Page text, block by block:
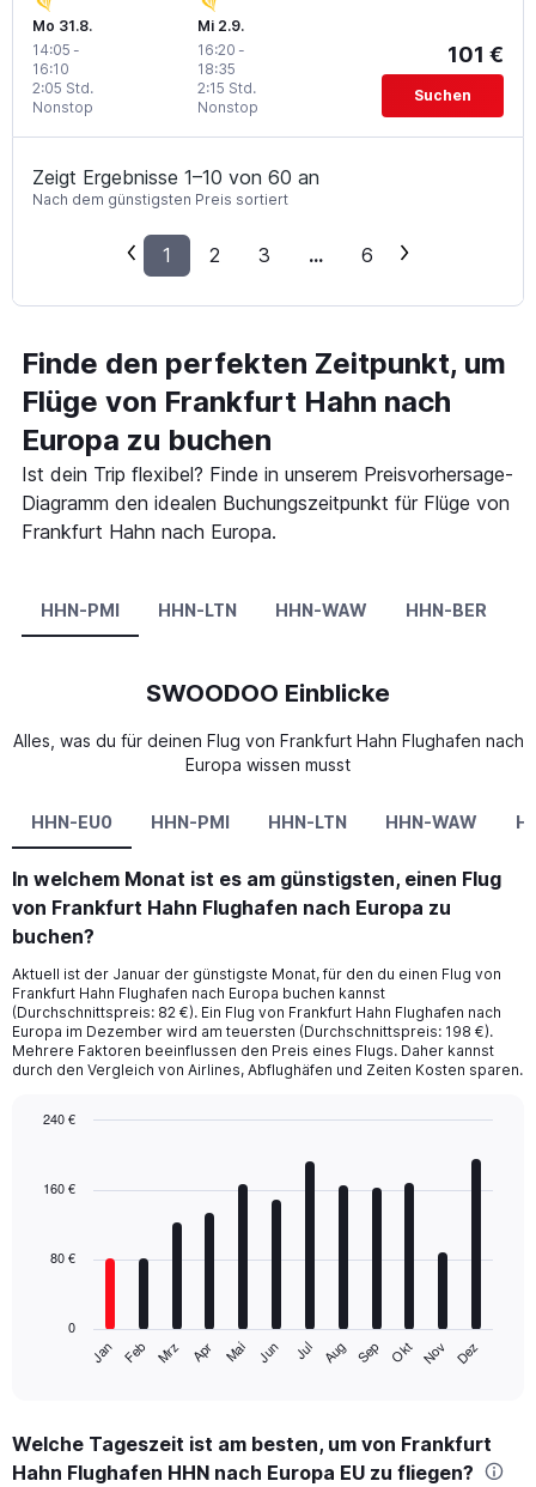
Mo 31.8.
14:05 -
16:10
Nonstop
2:05 Std.
Mi 2.9.
16:20 -
18:35
Nonstop
2:15 Std.
101 €
Suchen
Zeigt Ergebnisse 1–10 von 60 an
Nach dem günstigsten Preis sortiert
1 2 3 ... 6
Finde den perfekten Zeitpunkt, um
Flüge von Frankfurt Hahn nach
Europa zu buchen
Ist dein Trip flexibel? Finde in unserem Preisvorhersage-
Diagramm den idealen Buchungszeitpunkt für Flüge von
Frankfurt Hahn nach Europa.
HHN-PMI HHN-LTN HHN-WAW HHN-BER
SWOODOO Einblicke
Alles, was du für deinen Flug von Frankfurt Hahn Flughafen nach
Europa wissen musst
HHN-EU0 HHN-PMI HHN-LTN HHN-WAW
In welchem Monat ist es am günstigsten, einen Flug
von Frankfurt Hahn Flughafen nach Europa zu
buchen?
Aktuell ist der Januar der günstigste Monat, für den du einen Flug von
Frankfurt Hahn Flughafen nach Europa buchen kannst
(Durchschnittspreis: 82 €). Ein Flug von Frankfurt Hahn Flughafen nach
Europa im Dezember wird am teuersten (Durchschnittspreis: 198 €).
Mehrere Faktoren beeinflussen den Preis eines Flugs. Daher kannst
durch den Vergleich von Airlines, Abflughäfen und Zeiten Kosten sparen.
with
The
Range:
12
Jan Feb Mrz Apr Mai Jun Jul Aug Sep Okt Nov Dez
0
80 €
160 €
240 €
Welche Tageszeit ist am besten, um von Frankfurt
Hahn Flughafen HHN nach Europa EU zu fliegen?